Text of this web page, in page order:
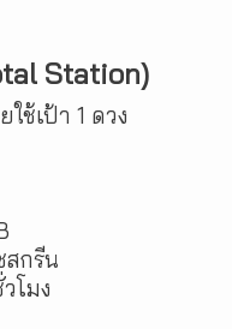
Station)
ช้เป้า 1 ดวง
กรีน
โมง